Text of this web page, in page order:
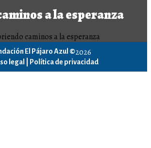
a la esperanza
El Pájaro Azul ©2026
legal | Política de privacidad